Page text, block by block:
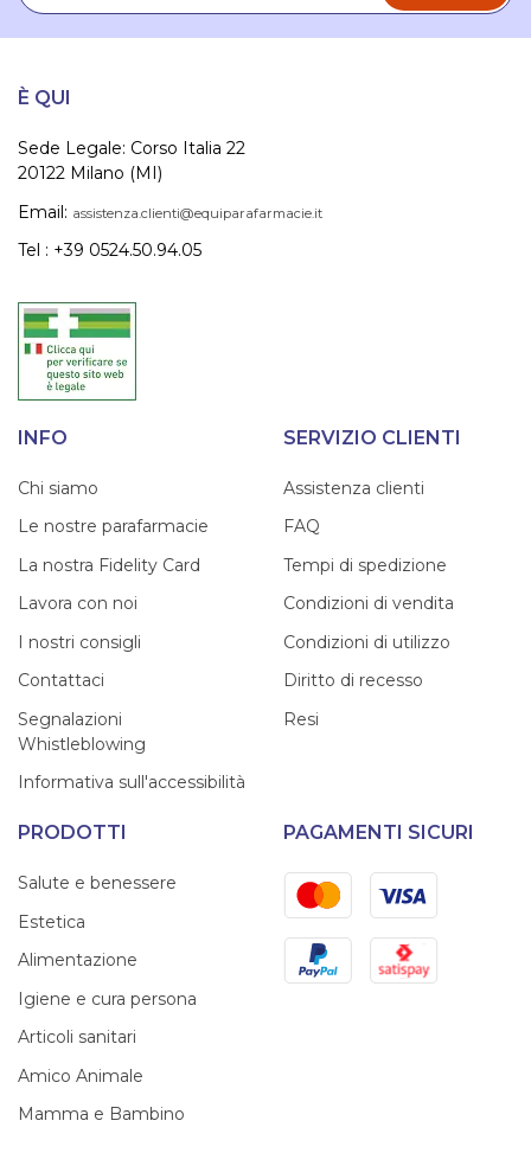
È QUI
Sede Legale: Corso Italia 22
20122 Milano (MI)
Email: assistenza.clienti@equiparafarmacie.it
Tel : +39 0524.50.94.05
INFO
Chi siamo
Le nostre parafarmacie
La nostra Fidelity Card
Lavora con noi
I nostri consigli
Contattaci
Segnalazioni
Whistleblowing
Informativa sull'accessibilità
SERVIZIO CLIENTI
Assistenza clienti
FAQ
Tempi di spedizione
Condizioni di vendita
Condizioni di utilizzo
Diritto di recesso
Resi
PRODOTTI
Salute e benessere
Estetica
Alimentazione
Igiene e cura persona
Articoli sanitari
Amico Animale
Mamma e Bambino
PAGAMENTI SICURI
MastercardVisa
PayPal Satispay